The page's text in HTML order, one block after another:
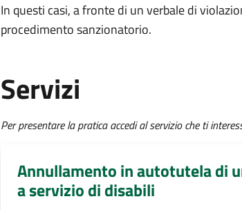
In questi casi, a fronte di un verbale di
procedimento sanzionatorio.
Servizi
Per presentare la pratica accedi al servizio che ti
Annullamento in autotutela di
a servizio di disabili